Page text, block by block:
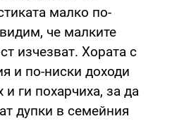
малко по-
че малките
изчезват. Хората с
и по-ниски доходи
и ги похарчиха, за да
дупки в семейния